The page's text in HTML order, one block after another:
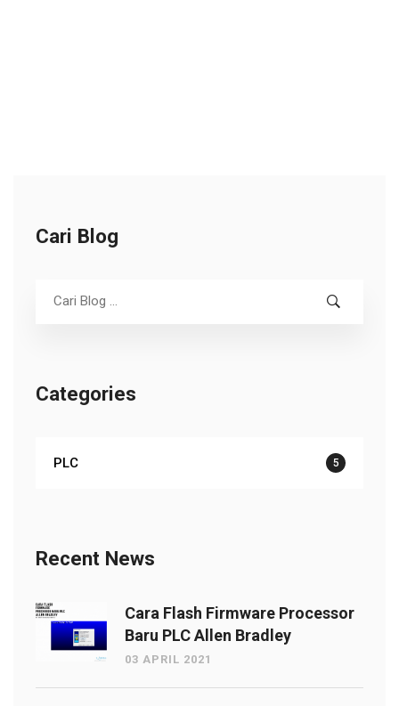
Cari Blog
Categories
PLC 5
Recent News
Cara Flash Firmware Processor
Baru PLC Allen Bradley
03 APRIL 2021